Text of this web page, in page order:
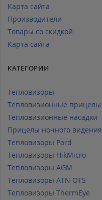
Карта сайта
Производители
Товары со скидкой
Карта сайта
КАТЕГОРИИ
Тепловизоры
Тепловизионные прицелы
Тепловизионные насадки
Прицелы ночного видения
Тепловизоры Pard
Тепловизоры HikMicro
Тепловизоры AGM
Тепловизоры ATN OTS
Тепловизоры ThermEye